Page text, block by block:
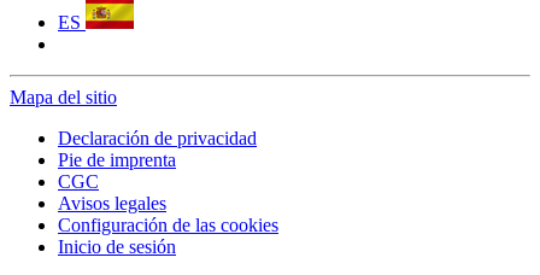
ES
Mapa del sitio
Declaración de privacidad
Pie de imprenta
CGC
Avisos legales
Configuración de las cookies
Inicio de sesión